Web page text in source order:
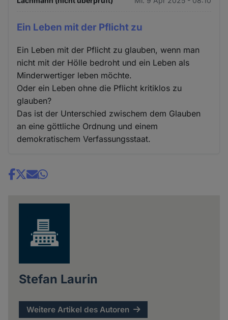
Ein Leben mit der Pflicht zu
Ein Leben mit der Pflicht zu glauben, wenn man
nicht mit der Hölle bedroht und ein Leben als
Minderwertiger leben möchte.
Oder ein Leben ohne die Pflicht kritiklos zu
glauben?
Das ist der Unterschied zwischem dem Glauben
an eine göttliche Ordnung und einem
demokratischem Verfassungsstaat.
Share
Stefan Laurin
Weitere Artikel des Autoren